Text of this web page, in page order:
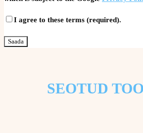
I agree to these terms (required).
SEOTUD